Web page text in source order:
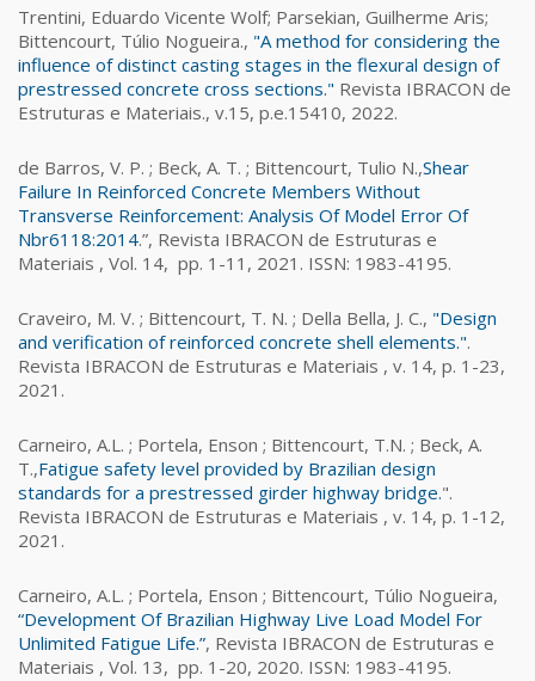
Trentini, Eduardo Vicente Wolf; Parsekian, Guilherme Aris;
Bittencourt, Túlio Nogueira., "A method for considering the
influence of distinct casting stages in the flexural design of
prestressed concrete cross sections." Revista IBRACON de
Estruturas e Materiais., v.15, p.e.15410, 2022.
de Barros, V. P. ; Beck, A. T. ; Bittencourt, Tulio N.,Shear
Failure In Reinforced Concrete Members Without
Transverse Reinforcement: Analysis Of Model Error Of
Nbr6118:2014.”, Revista IBRACON de Estruturas e
Materiais , Vol. 14, pp. 1-11, 2021. ISSN: 1983-4195.
Craveiro, M. V. ; Bittencourt, T. N. ; Della Bella, J. C., "Design
and verification of reinforced concrete shell elements.".
Revista IBRACON de Estruturas e Materiais , v. 14, p. 1-23,
2021.
Carneiro, A.L. ; Portela, Enson ; Bittencourt, T.N. ; Beck, A.
T.,Fatigue safety level provided by Brazilian design
standards for a prestressed girder highway bridge.".
Revista IBRACON de Estruturas e Materiais , v. 14, p. 1-12,
2021.
Carneiro, A.L. ; Portela, Enson ; Bittencourt, Túlio Nogueira,
“Development Of Brazilian Highway Live Load Model For
Unlimited Fatigue Life.”, Revista IBRACON de Estruturas e
Materiais , Vol. 13, pp. 1-20, 2020. ISSN: 1983-4195.